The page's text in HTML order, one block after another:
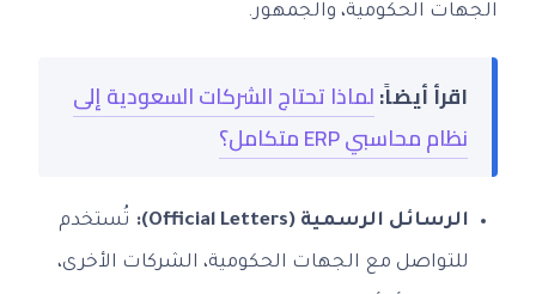
الجهات الحكومية، والجمهور.
اقرأ أيضاً:لماذا تحتاج الشركات السعودية إلى
نظام محاسبي ERP متكامل؟
الرسائل الرسمية (Official Letters): تُستخدم
للتواصل مع الجهات الحكومية، الشركات الأخرى،